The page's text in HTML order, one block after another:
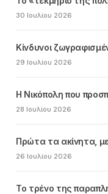
30 Ιουλίου 2026
Κίνδυνοι
29 Ιουλίου 2026
Η Νικόπολη που
28 Ιουλίου 2026
Πρώτα τα ακίνητα,
26 Ιουλίου 2026
Το τρένο της